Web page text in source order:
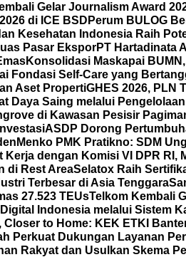
Gelar Journalism Award
di ICE BSD Perum BULOG
Kesehatan Indonesia Raih
Pasar EksporPT Hartadinata
Konsolidasi Maskapai
Fondasi Self-Care yang
Aset PropertiGHES 2026, PLN
Daya Saing melalui
di Kawasan Pesisir
ASDP Dorong
Menko PMK Pratikno: SDM
Kerja dengan Komisi VI DPR
di Rest AreaSelatox Raih
Terbesar di Asia Tenggara
27.523 TEUsTelkom Kembali
Indonesia melalui Sistem
Closer to Home: KEK ETKI
Perkuat Dukungan Layanan
Rakyat dan Usulkan Skema